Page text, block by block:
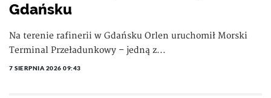
Gdańsku
Na terenie rafinerii w Gdańsku Orlen uruchomił Morski
Terminal Przeładunkowy – jedną z...
7 SIERPNIA 2026 09:43